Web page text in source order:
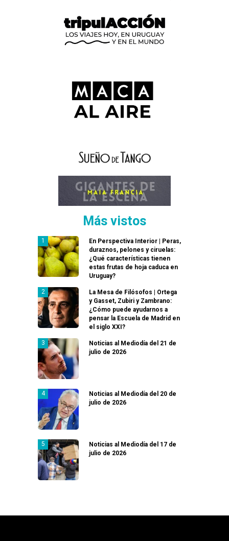
Más vistos
En Perspectiva Interior | Peras,
duraznos, pelones y ciruelas:
¿Qué características tienen
estas frutas de hoja caduca en
Uruguay?
La Mesa de Filósofos | Ortega
y Gasset, Zubiri y Zambrano:
¿Cómo puede ayudarnos a
pensar la Escuela de Madrid en
el siglo XXI?
Noticias al Mediodía del 21 de
julio de 2026
Noticias al Mediodía del 20 de
julio de 2026
Noticias al Mediodía del 17 de
julio de 2026